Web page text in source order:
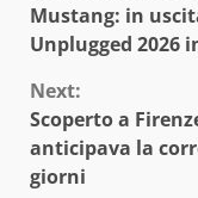
Reading
Mustang: in
Unplugged 2026
Next:
Scoperto a
anticipava la
giorni